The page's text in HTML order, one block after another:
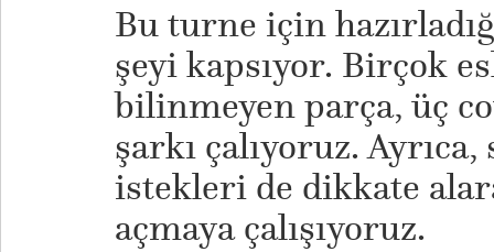
Bu turne için
şeyi kapsıyor. Birçok
bilinmeyen parça, üç
şarkı çalıyoruz.
istekleri de dikkate
açmaya çalışıyoruz.